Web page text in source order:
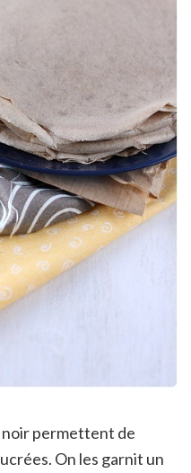
noir permettent de
On les garnit un